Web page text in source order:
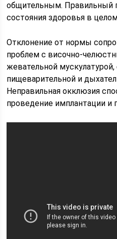
общительным. Правильный
состояния здоровья в
Отклонение от нормы
проблем с височно-
жевательной мускулатурой,
пищеварительной и
Неправильная окклюзия
проведение имплантации и